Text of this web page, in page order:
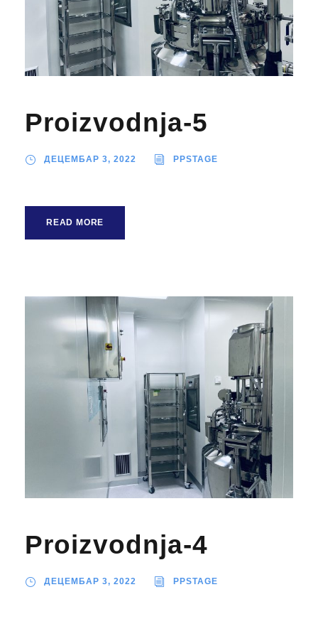
Proizvodnja-5
ДЕЦЕМБАР 3, 2022 PPSTAGE
READ MORE
Proizvodnja-4
ДЕЦЕМБАР 3, 2022 PPSTAGE